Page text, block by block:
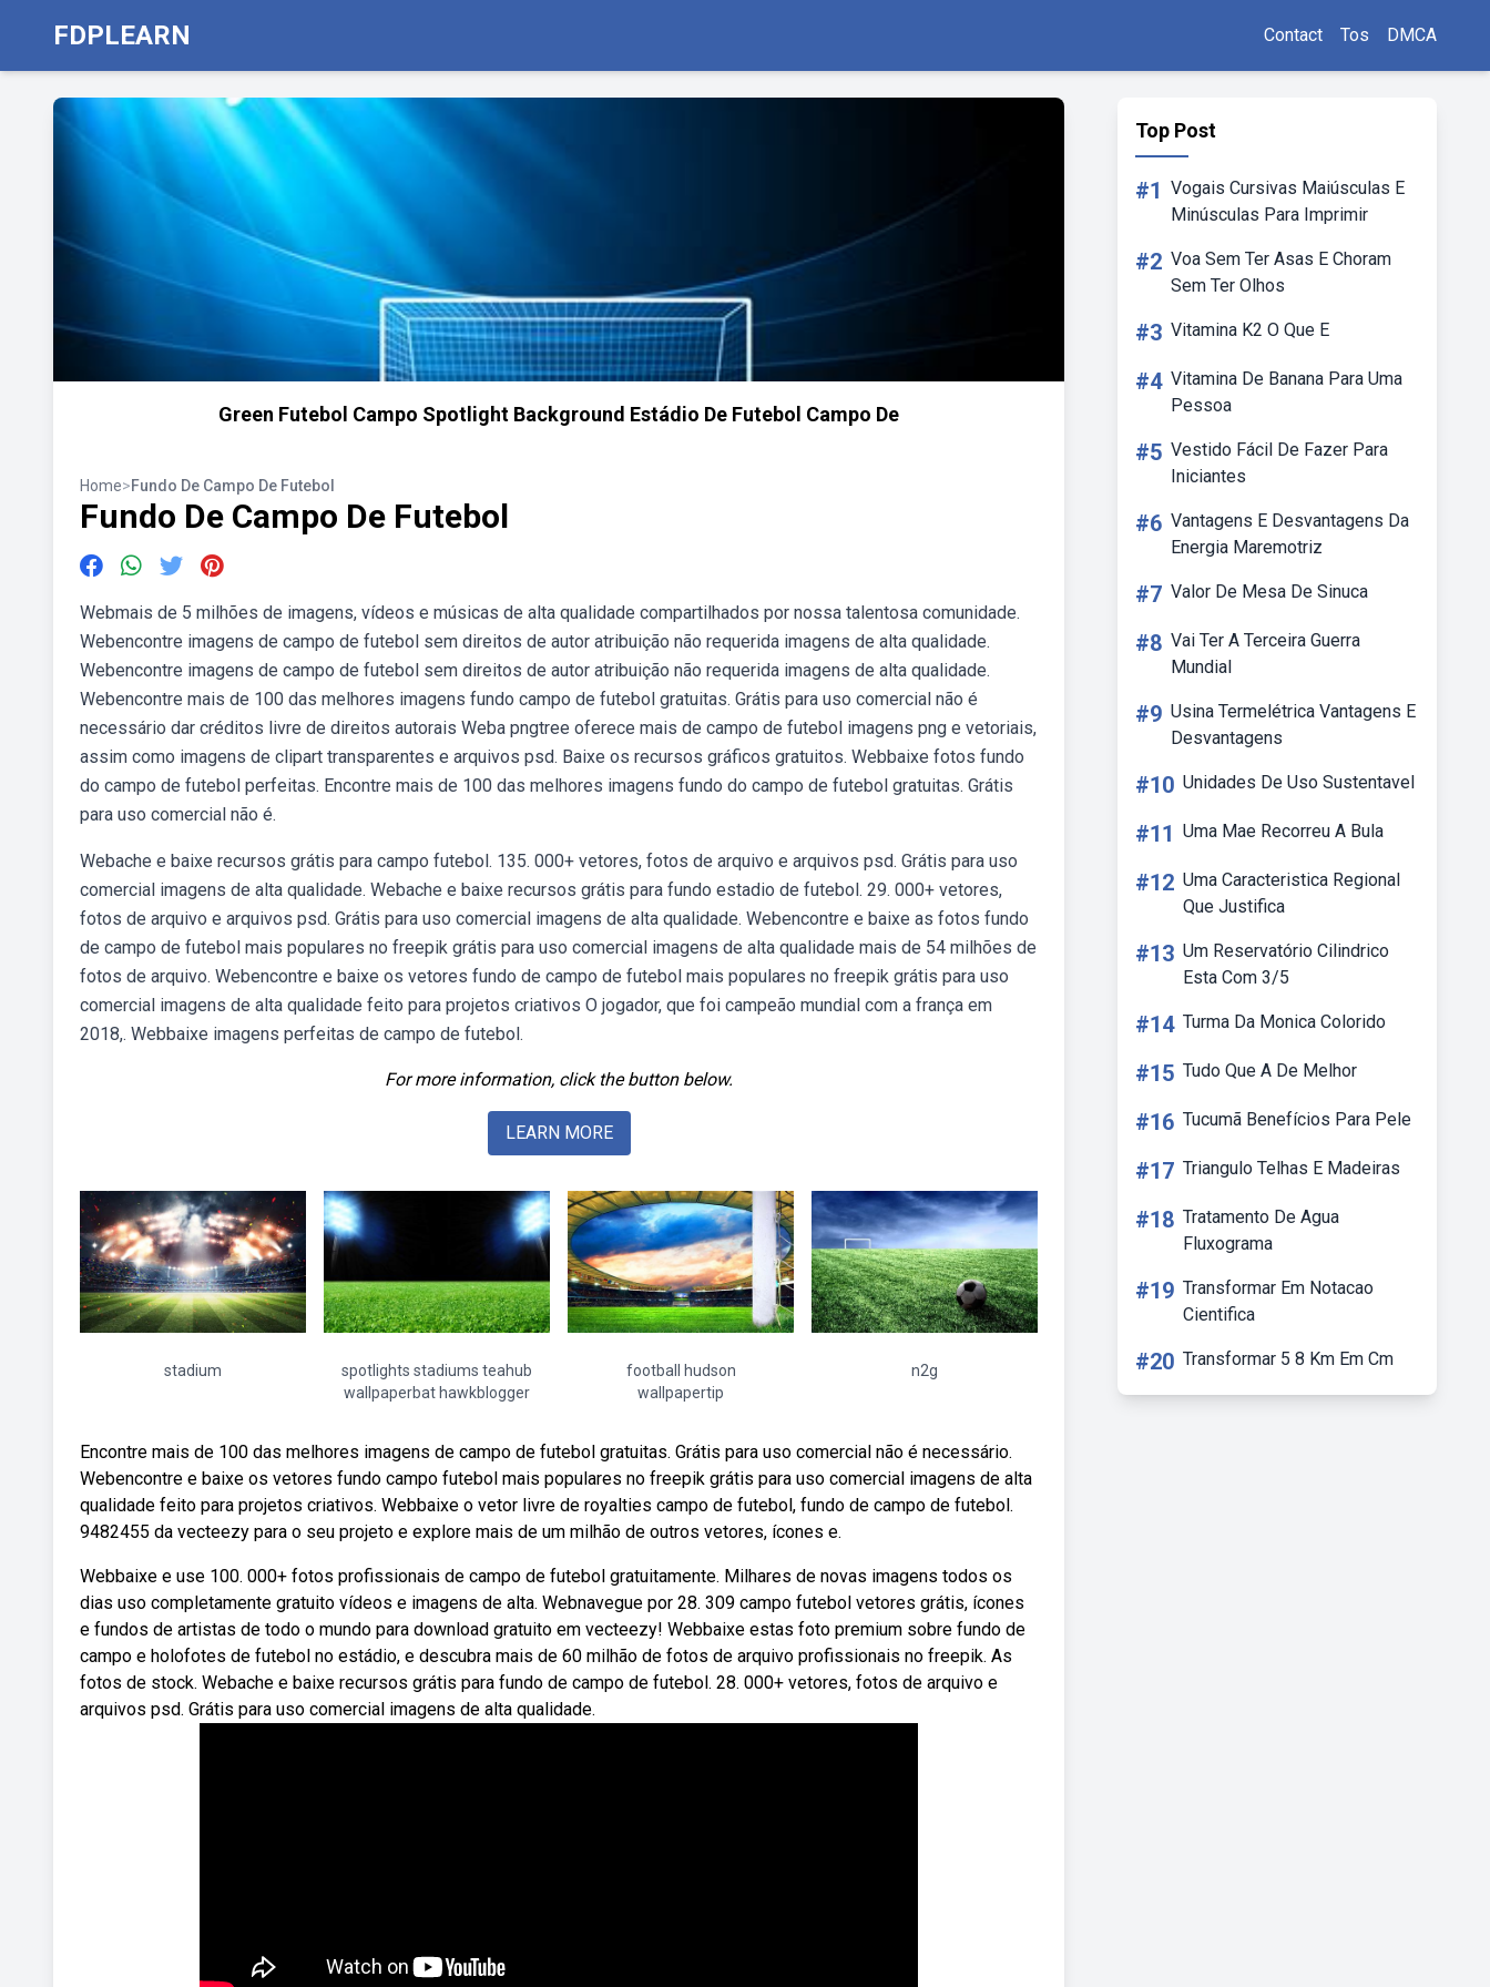
FDPLEARN Contact Tos DMCA
Green Futebol Campo Spotlight Background Estádio De Futebol Campo De
Home>Fundo De Campo De Futebol
Fundo De Campo De Futebol
Webmais de 5 milhões de imagens, vídeos e músicas de alta qualidade compartilhados por nossa talentosa comunidade.
Webencontre imagens de campo de futebol sem direitos de autor atribuição não requerida imagens de alta qualidade.
Webencontre imagens de campo de futebol sem direitos de autor atribuição não requerida imagens de alta qualidade.
Webencontre mais de 100 das melhores imagens fundo campo de futebol gratuitas. Grátis para uso comercial não é
necessário dar créditos livre de direitos autorais Weba pngtree oferece mais de campo de futebol imagens png e vetoriais,
assim como imagens de clipart transparentes e arquivos psd. Baixe os recursos gráficos gratuitos. Webbaixe fotos fundo
do campo de futebol perfeitas. Encontre mais de 100 das melhores imagens fundo do campo de futebol gratuitas. Grátis
para uso comercial não é.
Webache e baixe recursos grátis para campo futebol. 135. 000+ vetores, fotos de arquivo e arquivos psd. Grátis para uso
comercial imagens de alta qualidade. Webache e baixe recursos grátis para fundo estadio de futebol. 29. 000+ vetores,
fotos de arquivo e arquivos psd. Grátis para uso comercial imagens de alta qualidade. Webencontre e baixe as fotos fundo
de campo de futebol mais populares no freepik grátis para uso comercial imagens de alta qualidade mais de 54 milhões de
fotos de arquivo. Webencontre e baixe os vetores fundo de campo de futebol mais populares no freepik grátis para uso
comercial imagens de alta qualidade feito para projetos criativos O jogador, que foi campeão mundial com a frança em
2018,. Webbaixe imagens perfeitas de campo de futebol.
For more information, click the button below.
LEARN MORE
stadium
spotlights stadiums teahub
wallpaperbat hawkblogger
football hudson
wallpapertip
n2g
Encontre mais de 100 das melhores imagens de campo de futebol gratuitas. Grátis para uso comercial não é necessário.
Webencontre e baixe os vetores fundo campo futebol mais populares no freepik grátis para uso comercial imagens de alta
qualidade feito para projetos criativos. Webbaixe o vetor livre de royalties campo de futebol, fundo de campo de futebol.
9482455 da vecteezy para o seu projeto e explore mais de um milhão de outros vetores, ícones e.
Webbaixe e use 100. 000+ fotos profissionais de campo de futebol gratuitamente. Milhares de novas imagens todos os
dias uso completamente gratuito vídeos e imagens de alta. Webnavegue por 28. 309 campo futebol vetores grátis, ícones
e fundos de artistas de todo o mundo para download gratuito em vecteezy! Webbaixe estas foto premium sobre fundo de
campo e holofotes de futebol no estádio, e descubra mais de 60 milhão de fotos de arquivo profissionais no freepik. As
fotos de stock. Webache e baixe recursos grátis para fundo de campo de futebol. 28. 000+ vetores, fotos de arquivo e
arquivos psd. Grátis para uso comercial imagens de alta qualidade.
Top Post
#1 Vogais Cursivas Maiúsculas E
Minúsculas Para Imprimir
#2 Voa Sem Ter Asas E Choram
Sem Ter Olhos
#3 Vitamina K2 O Que E
#4 Vitamina De Banana Para Uma
Pessoa
#5 Vestido Fácil De Fazer Para
Iniciantes
#6 Vantagens E Desvantagens Da
Energia Maremotriz
#7 Valor De Mesa De Sinuca
#8 Vai Ter A Terceira Guerra
Mundial
#9 Usina Termelétrica Vantagens E
Desvantagens
#10 Unidades De Uso Sustentavel
#11 Uma Mae Recorreu A Bula
#12 Uma Caracteristica Regional
Que Justifica
#13 Um Reservatório Cilindrico
Esta Com 3/5
#14 Turma Da Monica Colorido
#15 Tudo Que A De Melhor
#16 Tucumã Benefícios Para Pele
#17 Triangulo Telhas E Madeiras
#18 Tratamento De Agua
Fluxograma
#19 Transformar Em Notacao
Cientifica
#20 Transformar 5 8 Km Em Cm